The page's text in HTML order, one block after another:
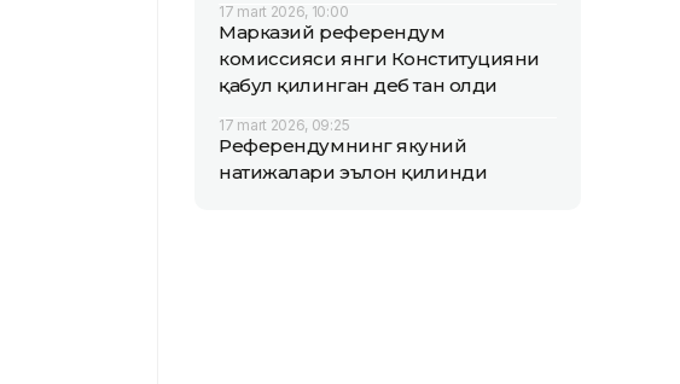
17 mart 2026, 10:00
Марказий референдум
комиссияси янги Конституцияни
қабул қилинган деб тан олди
17 mart 2026, 09:25
Референдумнинг якуний
натижалари эълон қилинди